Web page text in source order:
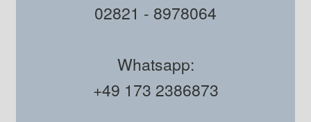
02821 - 8978064
Whatsapp:
+49 173 2386873